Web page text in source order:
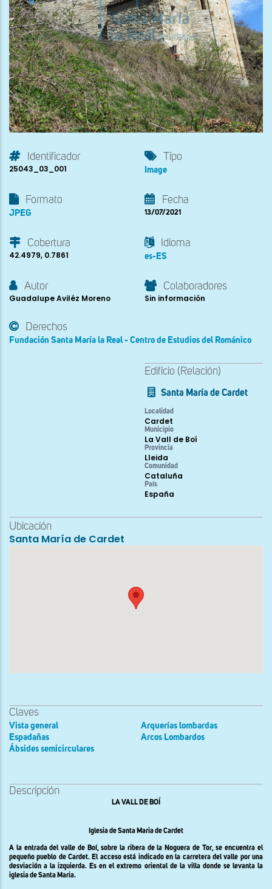
Identificador
25043_03_001
Tipo
Image
Formato
JPEG
Fecha
13/07/2021
Cobertura
42.4979, 0.7861
Idioma
es-ES
Autor
Guadalupe Aviléz Moreno
Colaboradores
Sin información
Derechos
Fundación Santa María la Real - Centro de Estudios del Románico
Edificio (Relación)
Santa María de Cardet
Localidad
Cardet
Municipio
La Vall de Boí
Provincia
Lleida
Comunidad
Cataluña
País
España
Ubicación
Santa María de Cardet
Claves
Vista general
Espadañas
Ábsides semicirculares
Arquerías lombardas
Arcos Lombardos
Descripción
LA VALL DE BOÍ
Iglesia de Santa Maria de Cardet
A la entrada del valle de Boí, sobre la ribera de la Noguera de Tor, se encuentra el
pequeño pueblo de Cardet. El acceso está indicado en la carretera del valle por una
desviación a la izquierda. Es en el extremo oriental de la villa donde se levanta la
iglesia de Santa Maria.